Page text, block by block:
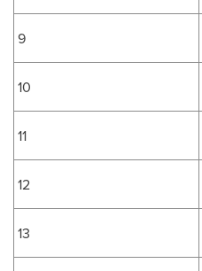
9
10
11
12
13